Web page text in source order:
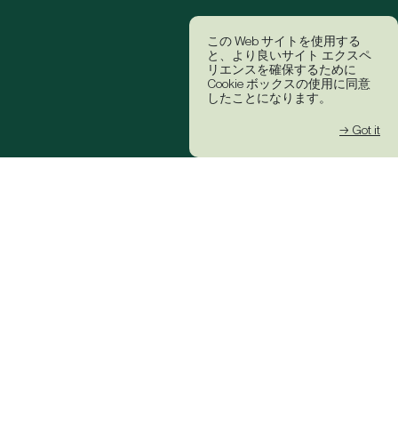
この Web サイトを使用する
と、より良いサイト エクスペ
リエンスを確保するために
Cookie ボックスの使用に同意
したことになります。
→ Got it